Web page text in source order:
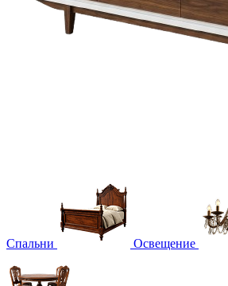
Спальни Освещение